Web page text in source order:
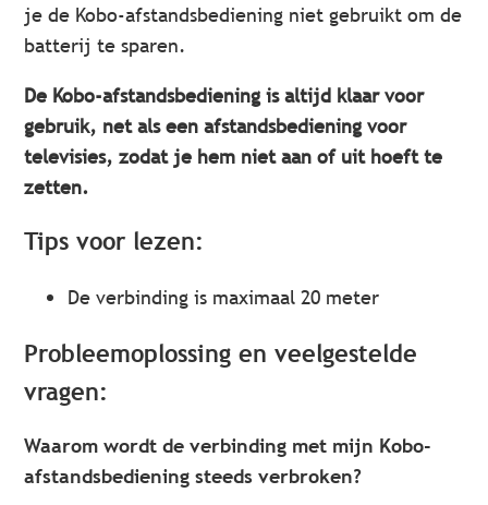
je de Kobo-afstandsbediening niet gebruikt om de
batterij te sparen.
De Kobo-afstandsbediening is altijd klaar voor
gebruik, net als een afstandsbediening voor
televisies, zodat je hem niet aan of uit hoeft te
zetten.
Tips voor lezen:
De verbinding is maximaal 20 meter
Probleemoplossing en veelgestelde
vragen:
Waarom wordt de verbinding met mijn Kobo-
afstandsbediening steeds verbroken?